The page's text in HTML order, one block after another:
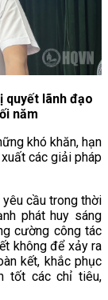
quyết lãnh đạo
năm
khó khăn, hạn
các giải pháp
cầu trong thời
phát huy sáng
cường công tác
không để xảy ra
kết, khắc phục
tốt các chỉ tiêu,